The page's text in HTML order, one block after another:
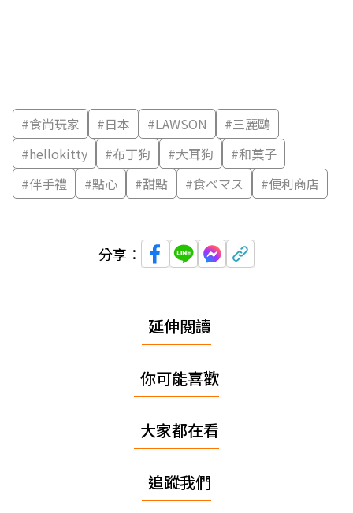
#食尚玩家 #日本 #LAWSON #三麗鷗
#hellokitty #布丁狗 #大耳狗 #和菓子
#伴手禮 #點心 #甜點 #食べマス #便利商店
分享：
延伸閱讀
你可能喜歡
大家都在看
追蹤我們